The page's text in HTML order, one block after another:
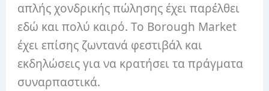
απλής χονδρικής πώλησης έχει παρέλθει
εδώ και πολύ καιρό. Το Borough Market
έχει επίσης ζωντανά φεστιβάλ και
εκδηλώσεις για να κρατήσει τα πράγματα
συναρπαστικά.